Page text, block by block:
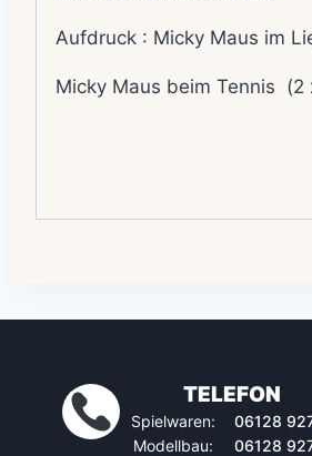
Aufdruck : Micky Maus im
Micky Maus beim Tennis (2
TELEFON
Spielwaren:
06128
Modellbau:
06128